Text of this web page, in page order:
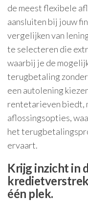
de meest flexibele
aansluiten bij jouw
vergelijken van
te selecteren die
waarbij je de
terugbetaling zonder
een autolening
rentetarieven biedt,
aflossingsopties,
het
ervaart.
Krijg inzicht in
één plek.